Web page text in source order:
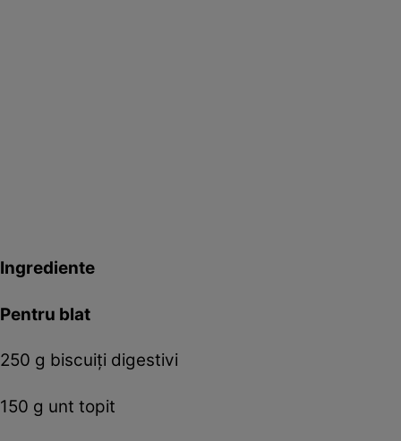
Ingrediente
Pentru blat
250 g biscuiți digestivi
150 g unt topit